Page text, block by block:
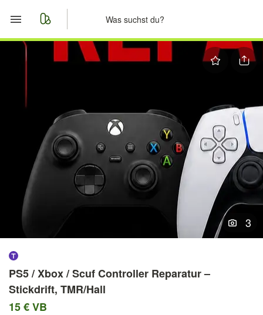
Nachrichten
Anzeige aufgeben
3
PS5 / Xbox / Scuf Controller Reparatur –
Stickdrift, TMR/Hall
15 € VB